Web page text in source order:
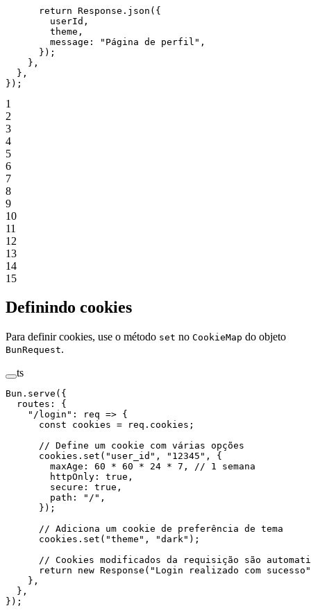
      return
Response. json ({
        userId,
        theme,
        message:
"Página de perfil" ,
      });
    },
  },
});
1
2
3
4
5
6
7
8
9
10
11
12
13
14
15
Definindo cookies
Para definir cookies, use o método set no CookieMap do objeto
BunRequest.
ts
Bun. serve ({
  routes: {
    "/login"
: req => {
      const
cookies = req.cookies;
      // Define um cookie com várias opções
      cookies.
set ( "user_id" , "12345" , {
        maxAge:
60 * 60 * 24 * 7 , // 1 semana
        httpOnly:
true ,
        secure:
true ,
        path:
"/" ,
      });
      // Adiciona um cookie de preferência de tema
      cookies.
set ( "theme" , "dark" );
// Cookies modificados da requisição são
      return
new Response ( "Login realizado com sucesso"
    },
  },
});